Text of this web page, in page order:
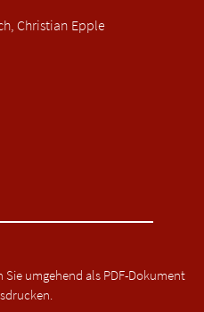
Christian Epple
umgehend als PDF-Dokument